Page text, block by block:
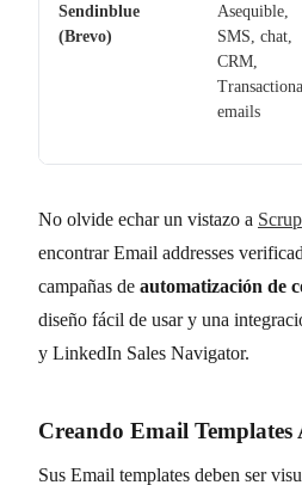
Sendinblue
(Brevo)
Asequible,
SMS, chat,
CRM,
emails
No olvide echar un vistazo a
encontrar Email addresses
campañas de automatización de
diseño fácil de usar y una
y LinkedIn Sales Navigator.
Creando Email Templates
Sus Email templates deben ser